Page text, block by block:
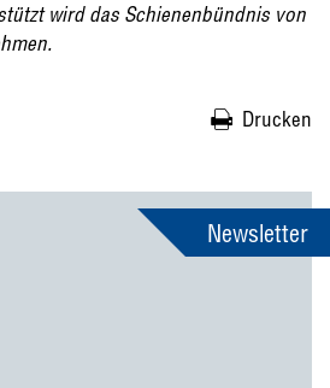
wird das Schienenbündnis von
Drucken
Newsletter